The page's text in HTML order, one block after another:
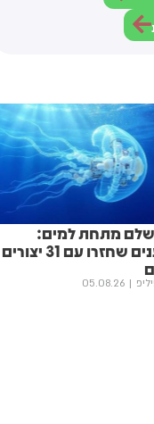
מתחת למים:
המדענים שחזרו עם 31 יצורים
05.08.26